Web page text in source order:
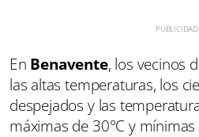
En Benavente, los vecinos
las altas temperaturas, los
despejados y las
máximas de 30°C y mínimas